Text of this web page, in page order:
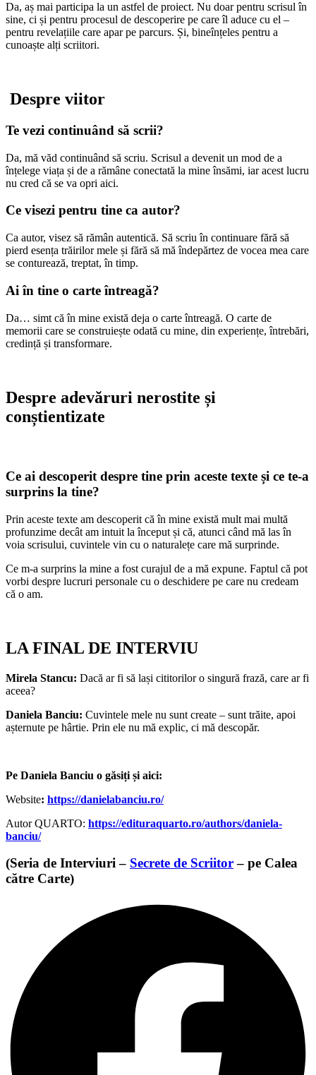
Da, aș mai participa la un astfel de proiect. Nu doar pentru scrisul în
sine, ci și pentru procesul de descoperire pe care îl aduce cu el –
pentru revelațiile care apar pe parcurs. Și, bineînțeles pentru a
cunoaște alți scriitori.
Despre viitor
Te vezi continuând să scrii?
Da, mă văd continuând să scriu. Scrisul a devenit un mod de a
înțelege viața și de a rămâne conectată la mine însămi, iar acest lucru
nu cred că se va opri aici.
Ce visezi pentru tine ca autor?
Ca autor, visez să rămân autentică. Să scriu în continuare fără să
pierd esența trăirilor mele și fără să mă îndepărtez de vocea mea care
se conturează, treptat, în timp.
Ai în tine o carte întreagă?
Da… simt că în mine există deja o carte întreagă. O carte de
memorii care se construiește odată cu mine, din experiențe, întrebări,
credință și transformare.
Despre adevăruri nerostite și
conștientizate
Ce ai descoperit despre tine prin aceste texte și ce te-a
surprins la tine?
Prin aceste texte am descoperit că în mine există mult mai multă
profunzime decât am intuit la început și că, atunci când mă las în
voia scrisului, cuvintele vin cu o naturalețe care mă surprinde.
Ce m-a surprins la mine a fost curajul de a mă expune. Faptul că pot
vorbi despre lucruri personale cu o deschidere pe care nu credeam
că o am.
LA FINAL DE INTERVIU
Mirela Stancu: Dacă ar fi să lași cititorilor o singură frază, care ar fi
aceea?
Daniela Banciu: Cuvintele mele nu sunt create – sunt trăite, apoi
așternute pe hârtie. Prin ele nu mă explic, ci mă descopăr.
Pe Daniela Banciu o găsiți și aici:
Website: https://danielabanciu.ro/
Autor QUARTO: https://edituraquarto.ro/authors/daniela-
banciu/
(Seria de Interviuri – Secrete de Scriitor– pe Calea
către Carte)